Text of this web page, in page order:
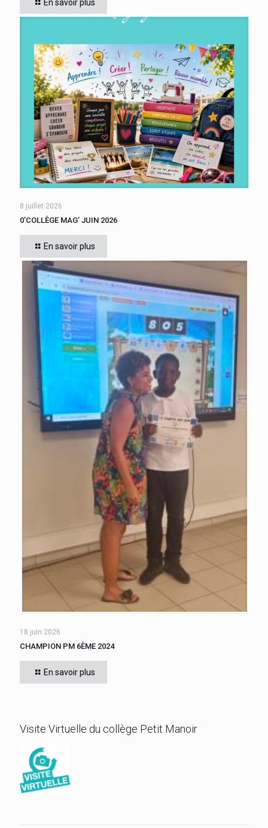
« Le compte est bon PM
En savoir plus
8 juillet 2026
0’COLLÈGE MAG’ JUIN 2026
En savoir plus
Une finale opposant les classes de 601 et 602 a vu la victoire
de WILLIAM Chris, de 601, qui obtient le titre de meilleur 6ème.
Bravo![…]
18 juin 2026
CHAMPION PM 6ÈME 2024
En savoir plus
Visite Virtuelle du collège Petit Manoir